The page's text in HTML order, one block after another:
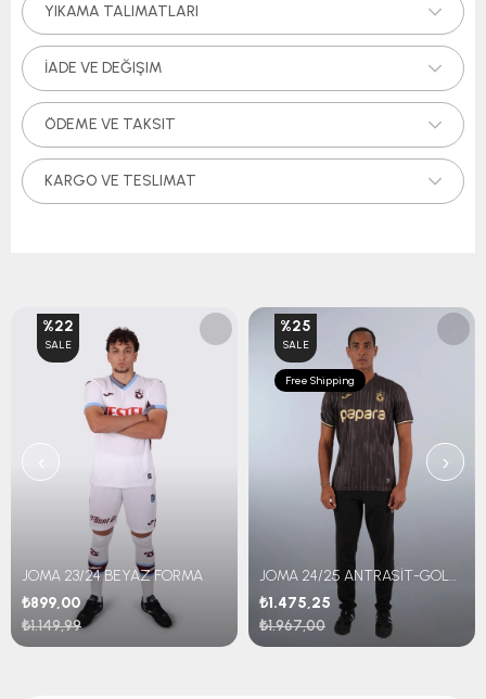
YIKAMA TALIMATLARI
İADE VE DEĞIŞIM
ÖDEME VE TAKSIT
KARGO VE TESLIMAT
JOMA 23/24 BEYAZ FORMA
₺899,00
₺1.149,99
%22
SALE
JOMA 24/25 ANTRASİT-GOLD FORMA
₺1.475,25
₺1.967,00
%25
SALE
Free Shipping
‹ ›